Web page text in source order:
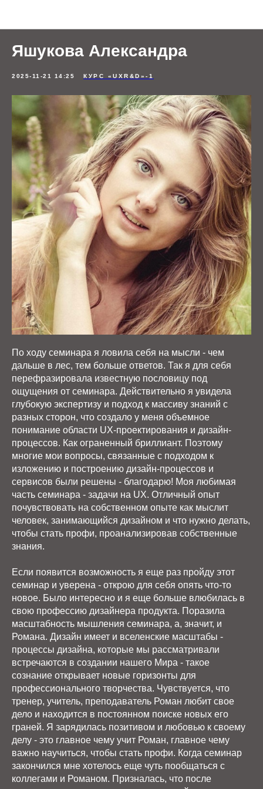
Яшукова Александра
2025-11-21 14:25 КУРС «UXR&D»-1
По ходу семинара я ловила себя на мысли - чем
дальше в лес, тем больше ответов. Так я для себя
перефразировала известную пословицу под
ощущения от семинара. Действительно я увидела
глубокую экспертизу и подход к массиву знаний с
разных сторон, что создало у меня объемное
понимание области UX-проектирования и дизайн-
процессов. Как ограненный бриллиант. Поэтому
многие мои вопросы, связанные с подходом к
изложению и построению дизайн-процессов и
сервисов были решены - благодарю! Моя любимая
часть семинара - задачи на UX. Отличный опыт
почувствовать на собственном опыте как мыслит
человек, занимающийся дизайном и что нужно делать,
чтобы стать профи, проанализировав собственные
знания.
Если появится возможность я еще раз пройду этот
семинар и уверена - открою для себя опять что-то
новое. Было интересно и я еще больше влюбилась в
свою профессию дизайнера продукта. Поразила
масштабность мышления семинара, а, значит, и
Романа. Дизайн имеет и вселенские масштабы -
процессы дизайна, которые мы рассматривали
встречаются в создании нашего Мира - такое
сознание открывает новые горизонты для
профессионального творчества. Чувствуется, что
тренер, учитель, преподаватель Роман любит свое
дело и находится в постоянном поиске новых его
граней. Я зарядилась позитивом и любовью к своему
делу - это главное чему учит Роман, главное чему
важно научиться, чтобы стать профи. Когда семинар
закончился мне хотелось еще чуть пообщаться с
коллегами и Романом. Призналась, что после